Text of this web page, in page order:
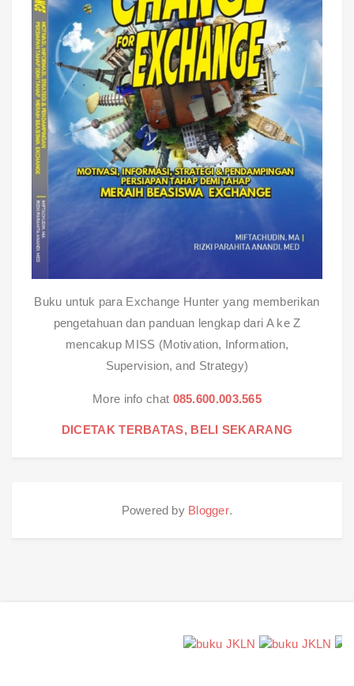
Buku untuk para Exchange Hunter yang memberikan
pengetahuan dan panduan lengkap dari A ke Z
mencakup MISS (Motivation, Information,
Supervision, and Strategy)
More info chat 085.600.003.565
DICETAK TERBATAS, BELI SEKARANG
Powered by Blogger.